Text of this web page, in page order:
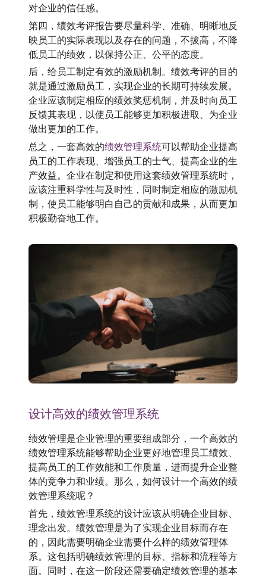
对企业的信任感。
第四，绩效考评报告要尽量科学、准确、明晰地反
映员工的实际表现以及存在的问题，不拔高，不降
低员工的绩效，以保持公正、公平的态度。
后，给员工制定有效的激励机制。绩效考评的目的
就是通过激励员工，实现企业的长期可持续发展。
企业应该制定相应的绩效奖惩机制，并及时向员工
反馈其表现，以使员工能够更加积极进取、为企业
做出更加的工作。
总之，一套高效的绩效管理系统可以帮助企业提高
员工的工作表现、增强员工的士气、提高企业的生
产效益。企业在制定和使用这套绩效管理系统时，
应该注重科学性与及时性，同时制定相应的激励机
制，使员工能够明白自己的贡献和成果，从而更加
积极勤奋地工作。
设计高效的绩效管理系统
绩效管理是企业管理的重要组成部分，一个高效的
绩效管理系统能够帮助企业更好地管理员工绩效、
提高员工的工作效能和工作质量，进而提升企业整
体的竞争力和业绩。那么，如何设计一个高效的绩
效管理系统呢？
首先，绩效管理系统的设计应该从明确企业目标、
理念出发。绩效管理是为了实现企业目标而存在
的，因此需要明确企业需要什么样的绩效管理体
系。这包括明确绩效管理的目标、指标和流程等方
面。同时，在这一阶段还需要确定绩效管理的基本